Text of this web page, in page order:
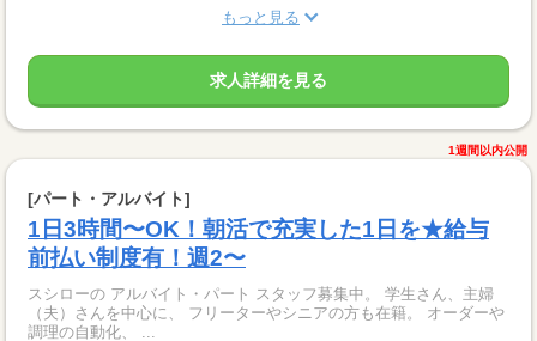
もっと見る
求人詳細を見る
1週間以内公開
[パート・アルバイト]
1日3時間〜OK！朝活で充実した1日を★給与
前払い制度有！週2〜
スシローの アルバイト・パート スタッフ募集中。 学生さん、主婦
（夫）さんを中心に、 フリーターやシニアの方も在籍。 オーダーや
調理の自動化、 ...